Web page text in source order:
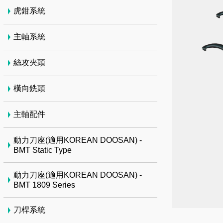
虎鉗系統
主軸系統
絲攻夾頭
橫向銑頭
主軸配件
動力刀座(適用KOREAN DOOSAN) -
BMT Static Type
動力刀座(適用KOREAN DOOSAN) -
BMT 1809 Series
刀桿系統